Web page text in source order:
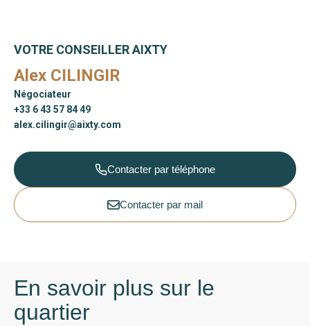
VOTRE CONSEILLER AIXTY
Alex CILINGIR
Négociateur
+33 6 43 57 84 49
alex.cilingir@aixty.com
Contacter par téléphone
Contacter par mail
En savoir plus sur le
quartier